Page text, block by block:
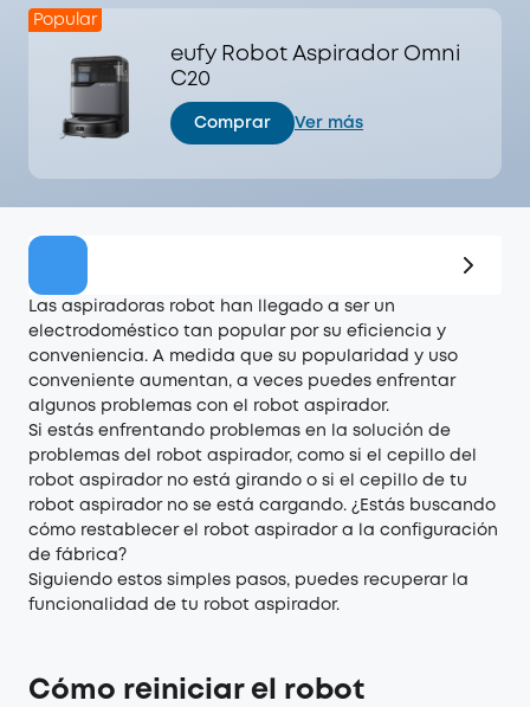
Popular
eufy Robot Aspirador Omni
C20
Comprar Ver más
Las aspiradoras robot han llegado a ser un
electrodoméstico tan popular por su eficiencia y
conveniencia. A medida que su popularidad y uso
conveniente aumentan, a veces puedes enfrentar
algunos problemas con el robot aspirador.
Si estás enfrentando problemas en la solución de
problemas del robot aspirador, como si el cepillo del
robot aspirador no está girando o si el cepillo de tu
robot aspirador no se está cargando. ¿Estás buscando
cómo restablecer el robot aspirador a la configuración
de fábrica?
Siguiendo estos simples pasos, puedes recuperar la
funcionalidad de tu robot aspirador.
Cómo reiniciar el robot